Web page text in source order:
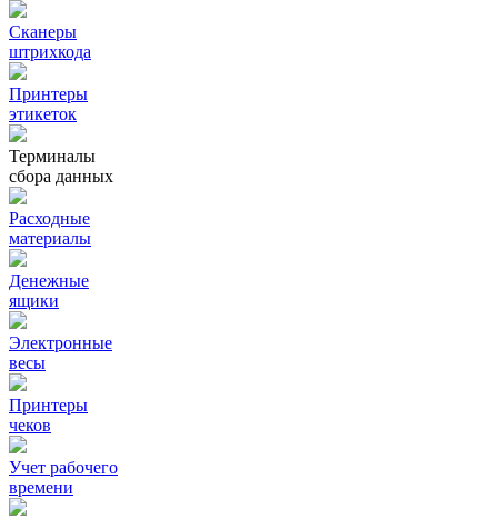
Сканеры
штрихкода
Принтеры
этикеток
Терминалы
сбора данных
Расходные
материалы
Денежные
ящики
Электронные
весы
Принтеры
чеков
Учет рабочего
времени